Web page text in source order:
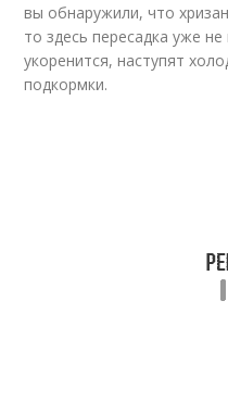
вы обнаружили, что
то здесь пересадка уже
укоренится, наступят
подкормки.